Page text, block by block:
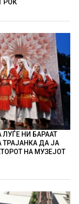
РОК
НИ БАРААТ
ТРАЈАНКА ДА ЈА
НА МУЗЕЈОТ